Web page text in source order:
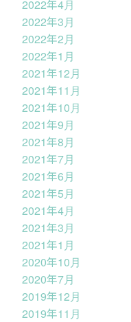
2022年4月
2022年3月
2022年2月
2022年1月
2021年12月
2021年11月
2021年10月
2021年9月
2021年8月
2021年7月
2021年6月
2021年5月
2021年4月
2021年3月
2021年1月
2020年10月
2020年7月
2019年12月
2019年11月